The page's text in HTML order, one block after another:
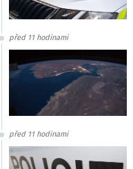
před 11 hodinami
před 11 hodinami